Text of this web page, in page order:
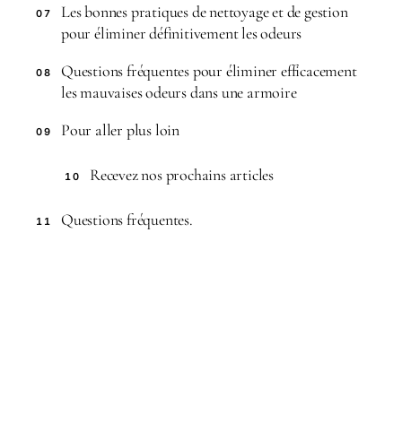
07
Les bonnes pratiques de nettoyage et de gestion
pour éliminer définitivement les odeurs
08
Questions fréquentes pour éliminer efficacement
les mauvaises odeurs dans une armoire
09 Pour aller plus loin
10 Recevez nos prochains articles
11 Questions fréquentes.